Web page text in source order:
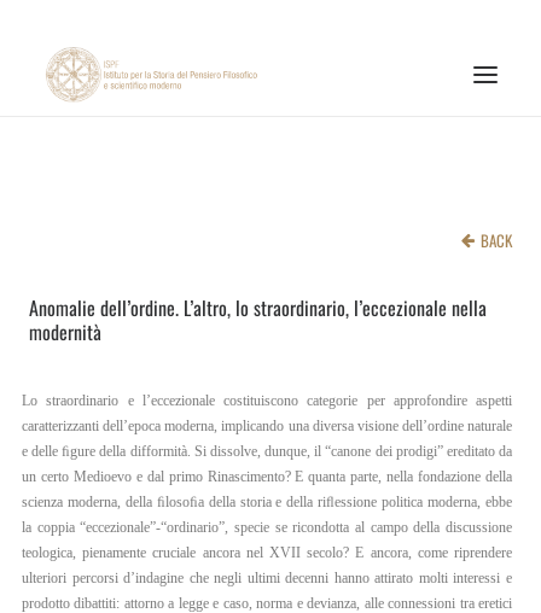
NEWS AND EVENTS
CNR
PAGINA FACEBOOK ISPF
PAGINA INSTAGRAM ISPF
CANALE YOUTUBE ISPF
EN
BACK
Anomalie dell’ordine. L’altro, lo straordinario, l’eccezionale nella
modernità
Lo straordinario e l’eccezionale costituiscono categorie per approfondire aspetti
caratterizzanti dell’epoca moderna, implicando una diversa visione dell’ordine naturale
e delle ﬁgure della difformità. Si dissolve, dunque, il “canone dei prodigi” ereditato da
un certo Medioevo e dal primo Rinascimento? E quanta parte, nella fondazione della
scienza moderna, della ﬁlosoﬁa della storia e della riﬂessione politica moderna, ebbe
la coppia “eccezionale”-“ordinario”, specie se ricondotta al campo della discussione
teologica, pienamente cruciale ancora nel XVII secolo? E ancora, come riprendere
ulteriori percorsi d’indagine che negli ultimi decenni hanno attirato molti interessi e
prodotto dibattiti: attorno a legge e caso, norma e devianza, alle connessioni tra eretici